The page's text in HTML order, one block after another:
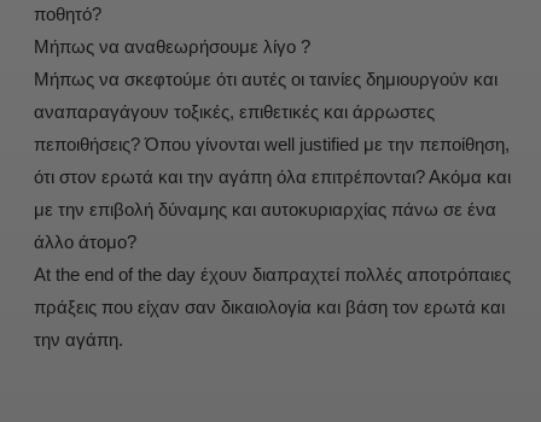
ποθητό?
Μήπως να αναθεωρήσουμε λίγο ?
Μήπως να σκεφτούμε ότι αυτές οι ταινίες δημιουργούν και
αναπαραγάγουν τοξικές, επιθετικές και άρρωστες
πεποιθήσεις? Όπου γίνονται well justified με την πεποίθηση,
ότι στον ερωτά και την αγάπη όλα επιτρέπονται? Ακόμα και
με την επιβολή δύναμης και αυτοκυριαρχίας πάνω σε ένα
άλλο άτομο?
At the end of the day έχουν διαπραχτεί πολλές αποτρόπαιες
πράξεις που είχαν σαν δικαιολογία και βάση τον ερωτά και
την αγάπη.